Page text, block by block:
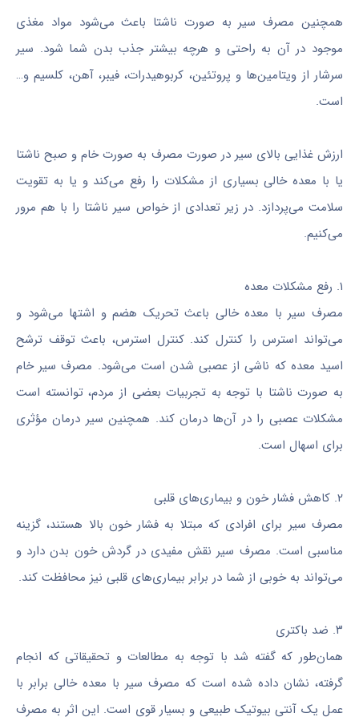
همچنین مصرف سیر به صورت ناشتا باعث می‌شود مواد مغذی
موجود در آن به راحتی و هرچه بیشتر جذب بدن شما شود. سیر
سرشار از ویتامین‌ها و پروتئین، کربوهیدرات، فیبر، آهن، کلسیم و…
است.
ارزش غذایی بالای سیر در صورت مصرف به صورت خام و صبح ناشتا
یا با معده خالی بسیاری از مشکلات را رفع می‌کند و یا به تقویت
سلامت می‌پردازد. در زیر تعدادی از خواص سیر ناشتا را با هم مرور
می‌کنیم.
۱. رفع مشکلات معده
مصرف سیر با معده خالی باعث تحریک هضم و اشتها می‌شود و
می‌تواند استرس را کنترل کند. کنترل استرس، باعث توقف ترشح
اسید معده که ناشی از عصبی شدن است می‌شود. مصرف سیر خام
به صورت ناشتا با توجه به تجربیات بعضی از مردم، توانسته است
مشکلات عصبی را در آن‌ها درمان کند. همچنین سیر درمان مؤثری
برای اسهال است.
۲. کاهش فشار خون و بیماری‌های قلبی
مصرف سیر برای افرادی که مبتلا به فشار خون بالا هستند، گزینه
مناسبی است. مصرف سیر نقش مفیدی در گردش خون بدن دارد و
می‌تواند به خوبی از شما در برابر بیماری‌های قلبی نیز محافظت کند.
۳. ضد باکتری
همان‌طور که گفته شد با توجه به مطالعات و تحقیقاتی که انجام
گرفته، نشان داده شده است که مصرف سیر با معده‌ خالی برابر با
عمل یک آنتی بیوتیک طبیعی و بسیار قوی است. این اثر به مصرف